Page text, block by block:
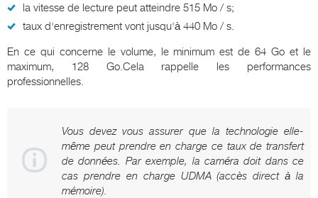
la vitesse de lecture peut atteindre 515 Mo / s;
taux d'enregistrement vont jusqu'à 440 Mo / s.
En ce qui concerne le volume, le minimum est de 64 Go et le
maximum, 128 Go.Cela rappelle les performances
professionnelles.
Vous devez vous assurer que la technologie elle-
même peut prendre en charge ce taux de transfert
de données. Par exemple, la caméra doit dans ce
cas prendre en charge UDMA (accès direct à la
mémoire).